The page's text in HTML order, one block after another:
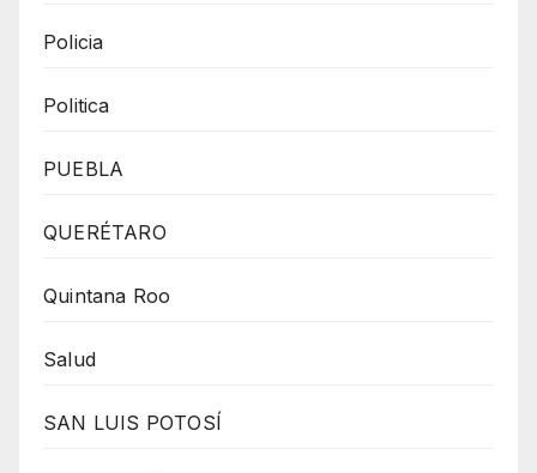
Policia
Politica
PUEBLA
QUERÉTARO
Quintana Roo
Salud
SAN LUIS POTOSÍ